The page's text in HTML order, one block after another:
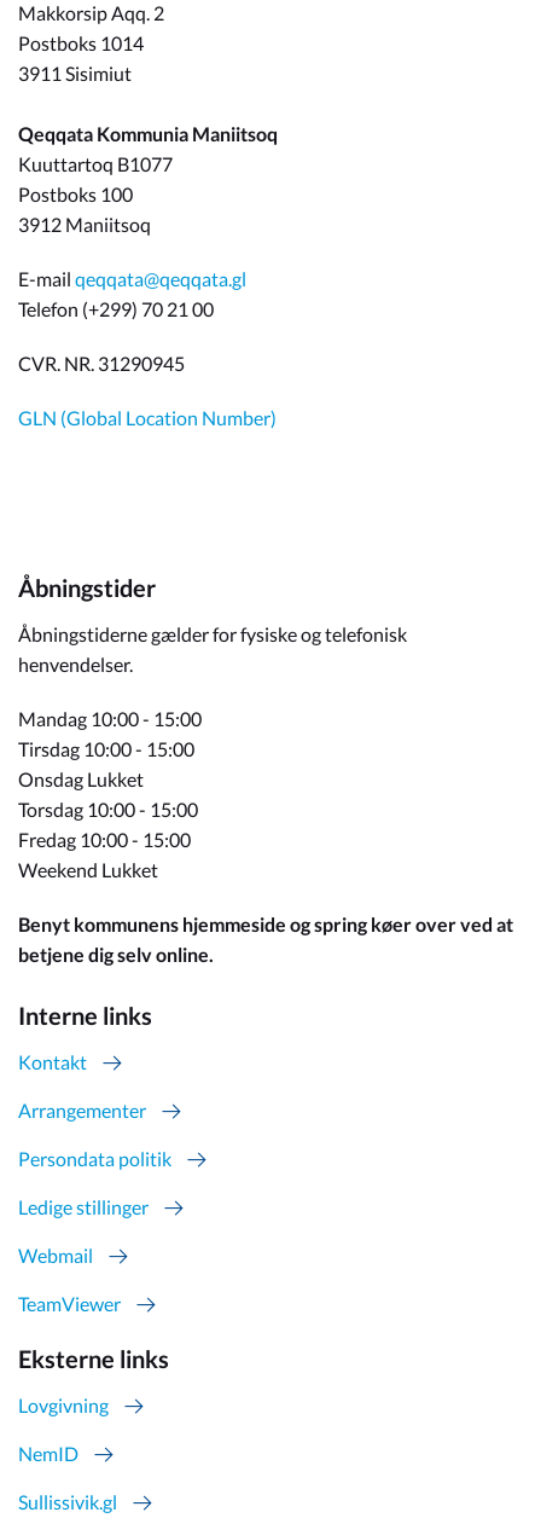
Makkorsip Aqq. 2
Postboks 1014
3911 Sisimiut
Qeqqata Kommunia Maniitsoq
Kuuttartoq B1077
Postboks 100
3912 Maniitsoq
E-mail qeqqata@qeqqata.gl
Telefon (+299) 70 21 00
CVR. NR. 31290945
GLN (Global Location Number)
Åbningstider
Åbningstiderne gælder for fysiske og telefonisk
henvendelser.
Mandag 10:00 - 15:00
Tirsdag 10:00 - 15:00
Onsdag Lukket
Torsdag 10:00 - 15:00
Fredag 10:00 - 15:00
Weekend Lukket
Benyt kommunens hjemmeside og spring køer over ved at
betjene dig selv online.
Interne links
Kontakt
Arrangementer
Persondata politik
Ledige stillinger
Webmail
TeamViewer
Eksterne links
Lovgivning
NemID
Sullissivik.gl